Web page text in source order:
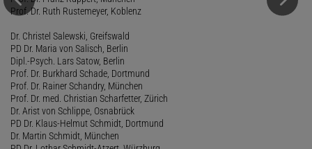
Prof. Dr. Ruth Rustemeyer, Koblenz
Dr. Christel Salewski, Greifswald
PD Dr. Maria von Salisch, Berlin
Dipl.-Psych. Lars Satow, Berlin
Prof. Dr. Burkhard Schade, Dortmund
Prof. Dr. Rainer Schandry, München
Prof. Dr. med. Christian Scharfetter, Zürich
Dr. Arist von Schlippe, Osnabrück
PD Dr. Klaus-Helmut Schmidt, Dortmund
Dr. Martin Schmidt, München